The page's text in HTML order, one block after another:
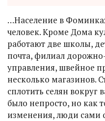
…Население в
человек. Кроме Дома
работают две школы,
почта, филиал
управления, швейное
несколько магазинов.
сплотить селян
было непросто, но как
изменения, люди сами